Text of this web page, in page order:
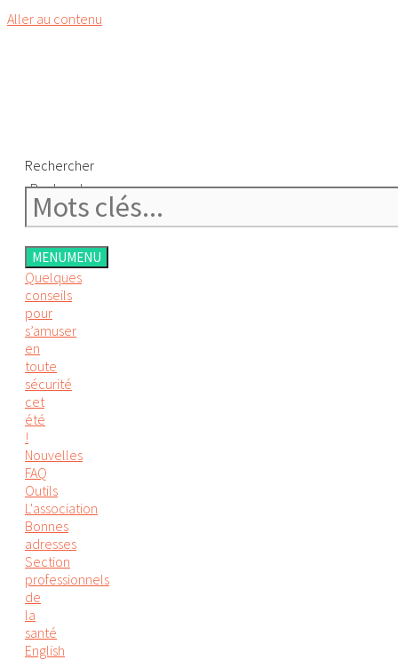
Aller au contenu
Rechercher
Rechercher
MENUMENU
Quelques
conseils
pour
s’amuser
en
toute
sécurité
cet
été
!
Nouvelles
FAQ
Outils
L'association
Bonnes
adresses
Section
professionnels
de
la
santé
English